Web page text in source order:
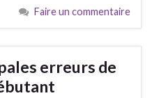
Faire un commentaire
erreurs de